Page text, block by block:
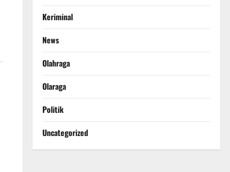
Keriminal
News
Olahraga
Olaraga
Politik
Uncategorized